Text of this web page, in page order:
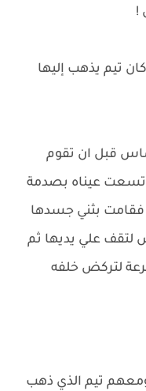
!
تيم يذهب إليها
قبل ان تقوم
عيناه بصدمة
فقامت بثني جسدها
لتقف علي يديها ثم
لتركض خلفه
تيم الذي ذهب